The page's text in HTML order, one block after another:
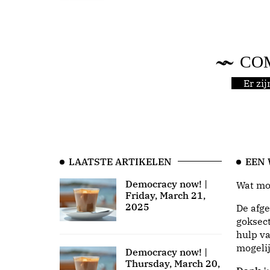
Er
LAATSTE ARTIKELEN
Democracy now! |
Friday, March 21,
2025
Democracy now! |
Thursday, March 20,
EEN
Wat
De
hulp